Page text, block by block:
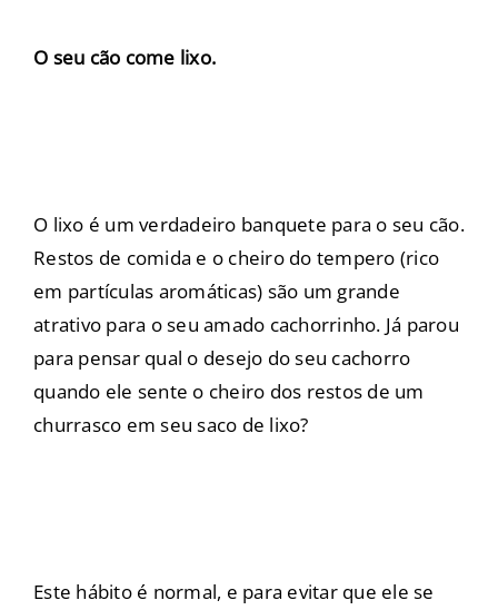
O seu cão come lixo.
O lixo é um verdadeiro banquete para o seu cão.
Restos de comida e o cheiro do tempero (rico
em partículas aromáticas) são um grande
atrativo para o seu amado cachorrinho. Já parou
para pensar qual o desejo do seu cachorro
quando ele sente o cheiro dos restos de um
churrasco em seu saco de lixo?
Este hábito é normal, e para evitar que ele se